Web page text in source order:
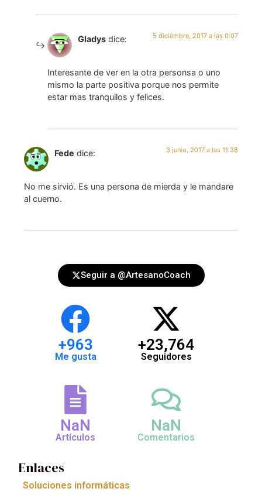
Gladys dice: 5 diciembre, 2017 a las 0:07
Interesante de ver en la otra personsa o uno
mismo la parte positiva porque nos permite
estar mas tranquilos y felices.
Fede dice: 3 junio, 2017 a las 11:38
No me sirvió. Es una persona de mierda y le mandare
al cuerno.
Seguir a @ArtesanoCoach
+964
Me gusta
+23,773
Seguidores
NaN
Artículos
NaN
Comentarios
Enlaces
Soluciones informáticas